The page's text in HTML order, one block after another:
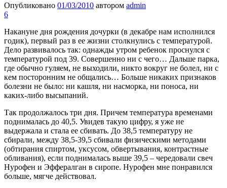
Опубликовано 01/03/2010 автором admin
6
Накануне дня рождения дочурки (в декабре нам исполнился
годик), первый раз в ее жизни столкнулись с температурой.
Дело развивалось так: однажды утром ребенок проснулся с
температурой под 39. Совершенно ни с чего… Дальше парка,
где обычно гуляем, не выходили, никто вокруг не болел, ни с
кем посторонним не общались… Больше никаких признаков
болезни не было: ни кашля, ни насморка, ни поноса, ни
каких-либо высыпаний.
Так продолжалось три дня. Причем температура временами
поднималась до 40,5. Увидев такую цифру, я уже не
выдержала и стала ее сбивать. До 38,5 температуру не
сбирали, между 38,5-39,5 сбивали физическими методами
(обтирания спиртом, уксусом, обвертывания, контрастные
обливания), если поднималась выше 39,5 – чередовали свеч
Нурофен и Эффералган в сиропе. Нурофен мне понравился
больше, мягче действовал.